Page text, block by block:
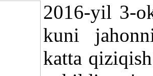
2016-yil 3-
kuni
katta